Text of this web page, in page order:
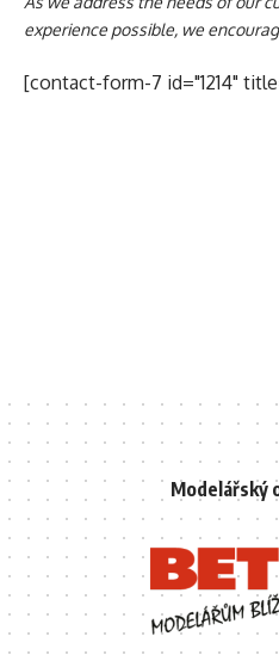
experience possible, we
[contact-form-7 id="1214"
Modelářský